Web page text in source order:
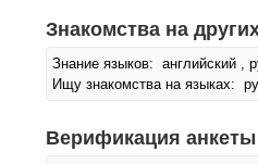
Знакомства на
Знание языков: английский ,
Ищу знакомства на языках:
Верификация анкеты